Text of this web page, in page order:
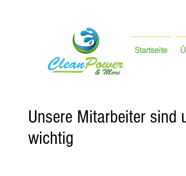
Unsere Mitarbeiter sind
wichtig
Startseite